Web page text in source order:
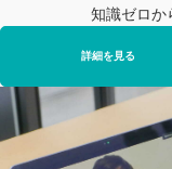
知識ゼロか
詳細を見る